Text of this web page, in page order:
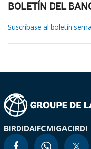
BOLETÍN DEL
Suscríbase al boletín
BIRDIDAIFCMIGACIRDI